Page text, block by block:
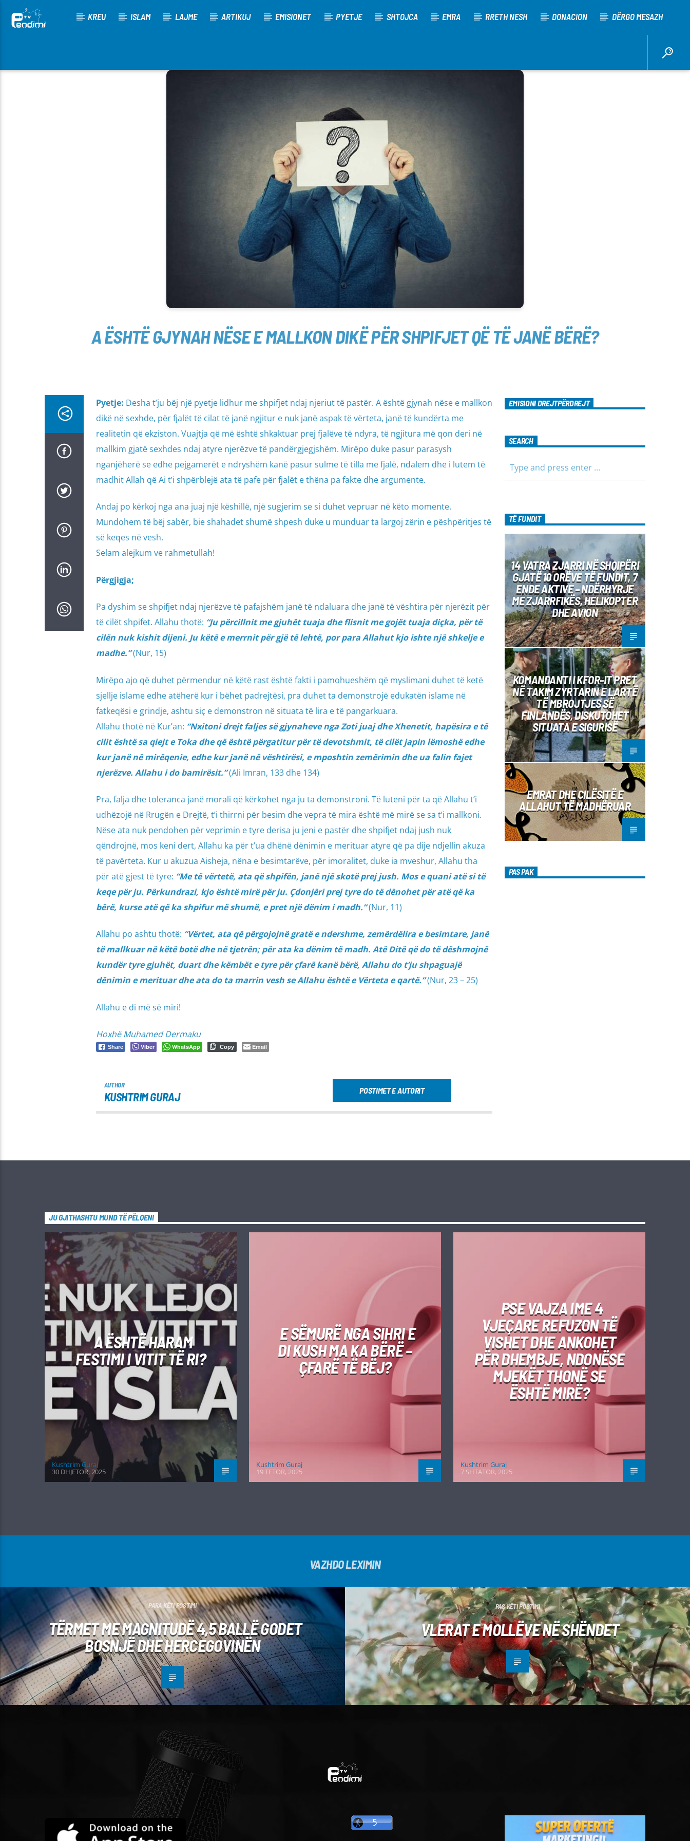
KREU ISLAM LAJME ARTIKUJ EMISIONET PYETJE SHTOJCA EMRA RRETH NESH DONACION DËRGO MESAZH
[There are no radio stations in the database]
A ËSHTË GJYNAH NËSE E MALLKON DIKË PËR SHPIFJET QË TË JANË BËRË?
Pyetje: Desha t’ju bëj një pyetje lidhur me shpifjet ndaj njeriut të pastër. A është gjynah nëse e mallkon
dikë në sexhde, për fjalët të cilat të janë ngjitur e nuk janë aspak të vërteta, janë të kundërta me
realitetin që ekziston. Vuajtja që më është shkaktuar prej fjalëve të ndyra, të ngjitura më qon deri në
mallkim gjatë sexhdes ndaj atyre njerëzve të pandërgjegjshëm. Mirëpo duke pasur parasysh
nganjëherë se edhe pejgamerët e ndryshëm kanë pasur sulme të tilla me fjalë, ndalem dhe i lutem të
madhit Allah që Ai t’i shpërblejë ata të pafe për fjalët e thëna pa fakte dhe argumente.
Andaj po kërkoj nga ana juaj një këshillë, një sugjerim se si duhet vepruar në këto momente.
Mundohem të bëj sabër, bie shahadet shumë shpesh duke u munduar ta largoj zërin e pëshpëritjes të
së keqes në vesh.
Selam alejkum ve rahmetullah!
Përgjigja;
Pa dyshim se shpifjet ndaj njerëzve të pafajshëm janë të ndaluara dhe janë të vështira për njerëzit për
të cilët shpifet. Allahu thotë: “Ju përcillnit me gjuhët tuaja dhe flisnit me gojët tuaja diçka, për të
cilën nuk kishit dijeni. Ju këtë e merrnit për gjë të lehtë, por para Allahut kjo ishte një shkelje e
madhe.”(Nur, 15)
Mirëpo ajo që duhet përmendur në këtë rast është fakti i pamohueshëm që myslimani duhet të ketë
sjellje islame edhe atëherë kur i bëhet padrejtësi, pra duhet ta demonstrojë edukatën islame në
fatkeqësi e grindje, ashtu siç e demonstron në situata të lira e të pangarkuara.
Allahu thotë në Kur’an: “Nxitoni drejt faljes së gjynaheve nga Zoti juaj dhe Xhenetit, hapësira e të
cilit është sa qiejt e Toka dhe që është përgatitur për të devotshmit, të cilët japin lëmoshë edhe
kur janë në mirëqenie, edhe kur janë në vështirësi, e mposhtin zemërimin dhe ua falin fajet
njerëzve. Allahu i do bamirësit.”(Ali Imran, 133 dhe 134)
Pra, falja dhe toleranca janë morali që kërkohet nga ju ta demonstroni. Të luteni për ta që Allahu t’i
udhëzojë në Rrugën e Drejtë, t’i thirrni për besim dhe vepra të mira është më mirë se sa t’i mallkoni.
Nëse ata nuk pendohen për veprimin e tyre derisa ju jeni e pastër dhe shpifjet ndaj jush nuk
qëndrojnë, mos keni dert, Allahu ka për t’ua dhënë dënimin e merituar atyre që pa dije ndjellin akuza
të pavërteta. Kur u akuzua Aisheja, nëna e besimtarëve, për imoralitet, duke ia mveshur, Allahu tha
për atë gjest të tyre: “Me të vërtetë, ata që shpifën, janë një skotë prej jush. Mos e quani atë si të
keqe për ju. Përkundrazi, kjo është mirë për ju. Çdonjëri prej tyre do të dënohet për atë që ka
bërë, kurse atë që ka shpifur më shumë, e pret një dënim i madh.”(Nur, 11)
Allahu po ashtu thotë: “Vërtet, ata që përgojojnë gratë e ndershme, zemërdëlira e besimtare, janë
të mallkuar në këtë botë dhe në tjetrën; për ata ka dënim të madh. Atë Ditë që do të dëshmojnë
kundër tyre gjuhët, duart dhe këmbët e tyre për çfarë kanë bërë, Allahu do t’ju shpaguajë
dënimin e merituar dhe ata do ta marrin vesh se Allahu është e Vërteta e qartë.”(Nur, 23 – 25)
Allahu e di më së miri!
Hoxhë Muhamed Dermaku
Share Viber WhatsApp Copy Email
AUTHOR
KUSHTRIM GURAJ POSTIMET E AUTORIT
EMISIONI DREJTPËRDREJT
SEARCH
TË FUNDIT
14 VATRA ZJARRI NË SHQIPËRI
GJATË 10 ORËVE TË FUNDIT, 7
ENDE AKTIVE – NDËRHYRJE
ME ZJARRFIKËS, HELIKOPTER
DHE AVION
KOMANDANTI I KFOR-IT PRET
NË TAKIM ZYRTARIN E LARTË
TË MBROJTJES SË
FINLANDËS, DISKUTOHET
SITUATA E SIGURISË
EMRAT DHE CILËSITË E
ALLAHUT TË MADHËRUAR
PAS PAK
JU GJITHASHTU MUND TË PËLQENI
A ËSHTË HARAM
FESTIMI I VITIT TË RI?
Kushtrim Guraj
30 DHJETOR, 2025
E SËMURË NGA SIHRI E
DI KUSH MA KA BËRË –
ÇFARË TË BËJ?
Kushtrim Guraj
19 TETOR, 2025
PSE VAJZA IME 4
VJEÇARE REFUZON TË
VISHET DHE ANKOHET
PËR DHEMBJE, NDONËSE
MJEKËT THONË SE
ËSHTË MIRË?
Kushtrim Guraj
7 SHTATOR, 2025
VAZHDO LEXIMIN
PARA KËTI POSTIMI
TËRMET ME MAGNITUDË 4,5 BALLË GODET
BOSNJË DHE HERCEGOVINËN
PAS KËTI POSTIMI
VLERAT E MOLLËVE NË SHËNDET